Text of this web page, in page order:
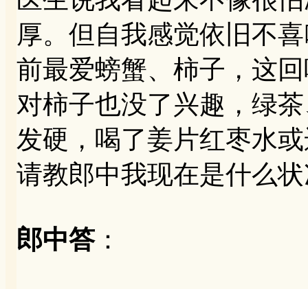
厚。但自我感觉依旧不
前最爱螃蟹、柿子，这
对柿子也没了兴趣，绿
发硬，喝了姜片红枣水
请教郎中我现在是什么
郎中答：